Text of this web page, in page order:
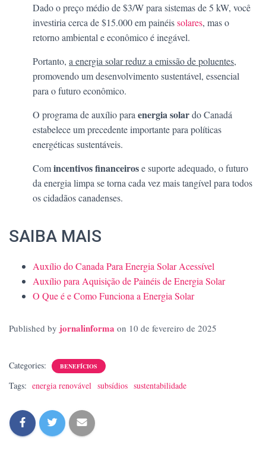
Dado o preço médio de $3/W para sistemas de 5 kW, você
investiria cerca de $15.000 em painéissolares, mas o
retorno ambiental e econômico é inegável.
Portanto, a energia solar reduz a emissão de poluentes,
promovendo um desenvolvimento sustentável, essencial
para o futuro econômico.
O programa de auxílio para energia solardo Canadá
estabelece um precedente importante para políticas
energéticas sustentáveis.
Comincentivos financeirose suporte adequado, o futuro
da energia limpa se torna cada vez mais tangível para todos
os cidadãos canadenses.
SAIBA MAIS
Auxílio do Canada Para Energia Solar Acessível
Auxílio para Aquisição de Painéis de Energia Solar
O Que é e Como Funciona a Energia Solar
Published by jornalinforma on 10 de fevereiro de 2025
Categories: BENEFÍCIOS
Tags: energia renovável subsídios sustentabilidade